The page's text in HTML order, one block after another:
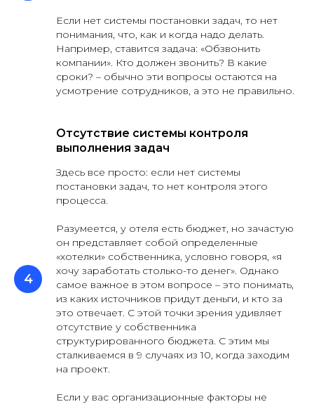
Если нет системы постановки задач, то нет
понимания, что, как и когда надо делать.
Например, ставится задача: «Обзвонить
компании». Кто должен звонить? В какие
сроки? – обычно эти вопросы остаются на
усмотрение сотрудников, а это не правильно.
Отсутствие системы контроля
выполнения задач
Здесь все просто: если нет системы
постановки задач, то нет контроля этого
процесса.
Разумеется, у отеля есть бюджет, но зачастую
он представляет собой определенные
«хотелки» собственника, условно говоря, «я
хочу заработать столько-то денег». Однако
самое важное в этом вопросе – это понимать,
из каких источников придут деньги, и кто за
это отвечает. С этой точки зрения удивляет
отсутствие у собственника
структурированного бюджета. С этим мы
сталкиваемся в 9 случаях из 10, когда заходим
на проект.
Если у вас организационные факторы не